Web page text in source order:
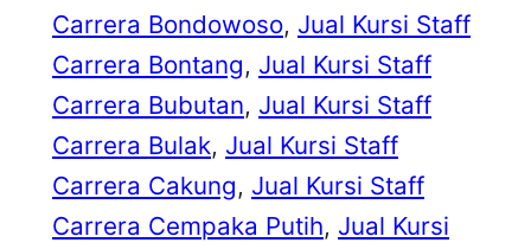
Carrera Bondowoso, Jual Kursi Staff
Carrera Bontang, Jual Kursi Staff
Carrera Bubutan, Jual Kursi Staff
Carrera Bulak, Jual Kursi Staff
Carrera Cakung, Jual Kursi Staff
Carrera Cempaka Putih, Jual Kursi